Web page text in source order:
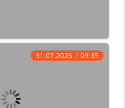
31.07.2026 | 09:35